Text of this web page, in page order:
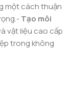
một cách thuận
Tạo môi
vật liệu cao cấp
trong không